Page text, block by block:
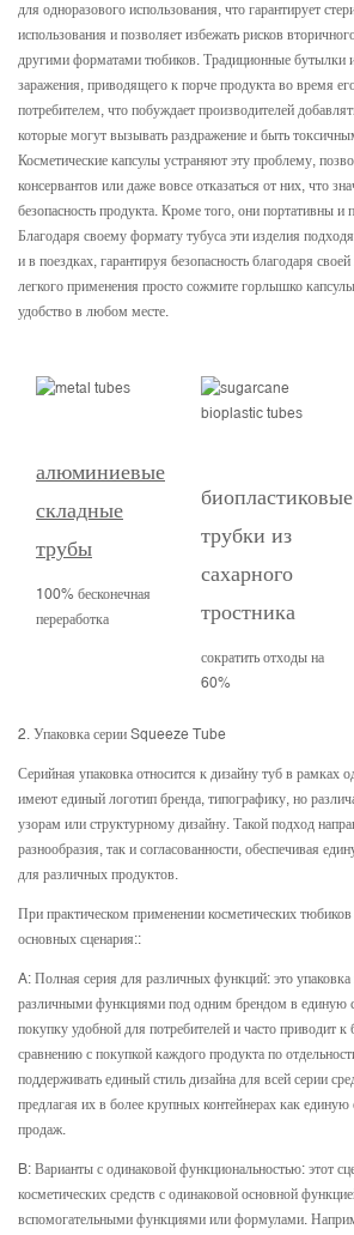
для одноразового использования, что гарантирует
использования и позволяет избежать рисков
другими форматами тюбиков. Традиционные бутылки и
заражения, приводящего к порче продукта во время
потребителем, что побуждает производителей
которые могут вызывать раздражение и быть
Косметические капсулы устраняют эту проблему,
консервантов или даже вовсе отказаться от них, что
безопасность продукта. Кроме того, они портативны и
Благодаря своему формату тубуса эти изделия
и в поездках, гарантируя безопасность благодаря
легкого применения просто сожмите горлышко
удобство в любом месте.
алюминиевые
складные
трубы
100% бесконечная
переработка
биопластиковые
трубки из
сахарного
тростника
сократить отходы на
60%
2. Упаковка серии Squeeze Tube
Серийная упаковка относится к дизайну туб в рамках
имеют единый логотип бренда, типографику, но
узорам или структурному дизайну. Такой подход
разнообразия, так и согласованности, обеспечивая
для различных продуктов.
При практическом применении косметических
основных сценария::
A: Полная серия для различных функций: это упаковка
различными функциями под одним брендом в единую
покупку удобной для потребителей и часто приводит
сравнению с покупкой каждого продукта по
поддерживать единый стиль дизайна для всей серии
предлагая их в более крупных контейнерах как
продаж.
B: Варианты с одинаковой функциональностью: этот
косметических средств с одинаковой основной
вспомогательными функциями или формулами.